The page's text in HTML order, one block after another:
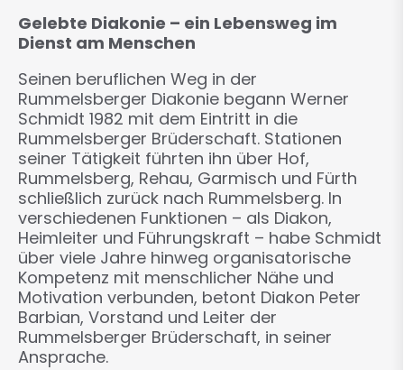
Gelebte Diakonie – ein Lebensweg im
Dienst am Menschen
Seinen beruflichen Weg in der
Rummelsberger Diakonie begann Werner
Schmidt 1982 mit dem Eintritt in die
Rummelsberger Brüderschaft. Stationen
seiner Tätigkeit führten ihn über Hof,
Rummelsberg, Rehau, Garmisch und Fürth
schließlich zurück nach Rummelsberg. In
verschiedenen Funktionen – als Diakon,
Heimleiter und Führungskraft – habe Schmidt
über viele Jahre hinweg organisatorische
Kompetenz mit menschlicher Nähe und
Motivation verbunden, betont Diakon Peter
Barbian, Vorstand und Leiter der
Rummelsberger Brüderschaft, in seiner
Ansprache.